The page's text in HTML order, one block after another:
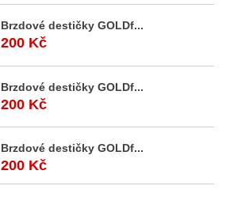
Brzdové destičky GOLDf...
200 Kč
Brzdové destičky GOLDf...
200 Kč
Brzdové destičky GOLDf...
200 Kč